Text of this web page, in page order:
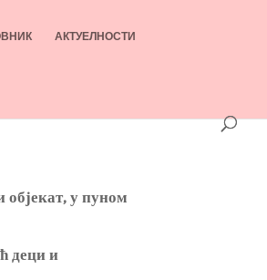
АКТУЕЛНОСТИ
објекат, у пуном
деци и